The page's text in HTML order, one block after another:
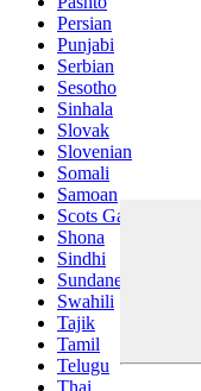
Persian
Punjabi
Serbian
Sesotho
Sinhala
Slovak
Slovenian
Somali
Samoan
Scots Gaelic
Shona
Sindhi
Sundanese
Swahili
Tajik
Tamil
Telugu
Thai